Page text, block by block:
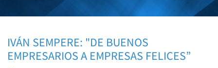
IVÁN SEMPERE: "DE BUENOS
EMPRESARIOS A EMPRESAS FELICES”